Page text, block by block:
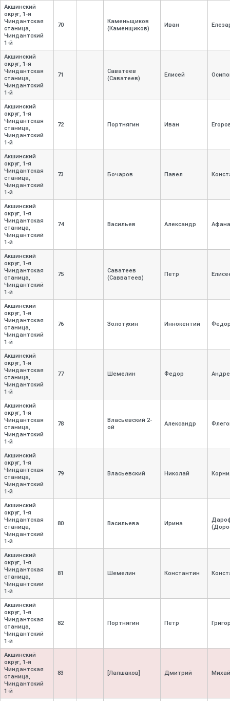
Акшинский
округ, 1-я
Чиндантская
станица,
Чиндантский
1-й
70
Каменьщиков
(Каменщиков)
Иван
Акшинский
округ, 1-я
Чиндантская
станица,
Чиндантский
1-й
71
Саватеев
(Саватеев)
Елисей
Акшинский
округ, 1-я
Чиндантская
станица,
Чиндантский
1-й
72 Портнягин Иван
Акшинский
округ, 1-я
Чиндантская
станица,
Чиндантский
1-й
73 Бочаров Павел
Акшинский
округ, 1-я
Чиндантская
станица,
Чиндантский
1-й
74 Васильев Александр
Акшинский
округ, 1-я
Чиндантская
станица,
Чиндантский
1-й
75
Саватеев
(Савватеев)
Петр
Акшинский
округ, 1-я
Чиндантская
станица,
Чиндантский
1-й
76 Золотухин Иннокентий
Акшинский
округ, 1-я
Чиндантская
станица,
Чиндантский
1-й
77 Шемелин Федор
Акшинский
округ, 1-я
Чиндантская
станица,
Чиндантский
1-й
78
Власьевский 2-
ой
Александр
Акшинский
округ, 1-я
Чиндантская
станица,
Чиндантский
1-й
79 Власьевский Николай
Акшинский
округ, 1-я
Чиндантская
станица,
Чиндантский
1-й
80 Васильева Ирина
Акшинский
округ, 1-я
Чиндантская
станица,
Чиндантский
1-й
81 Шемелин Константин
Акшинский
округ, 1-я
Чиндантская
станица,
Чиндантский
1-й
82 Портнягин Петр
Акшинский
округ, 1-я
Чиндантская
станица,
Чиндантский
1-й
83 [Лапшаков] Дмитрий